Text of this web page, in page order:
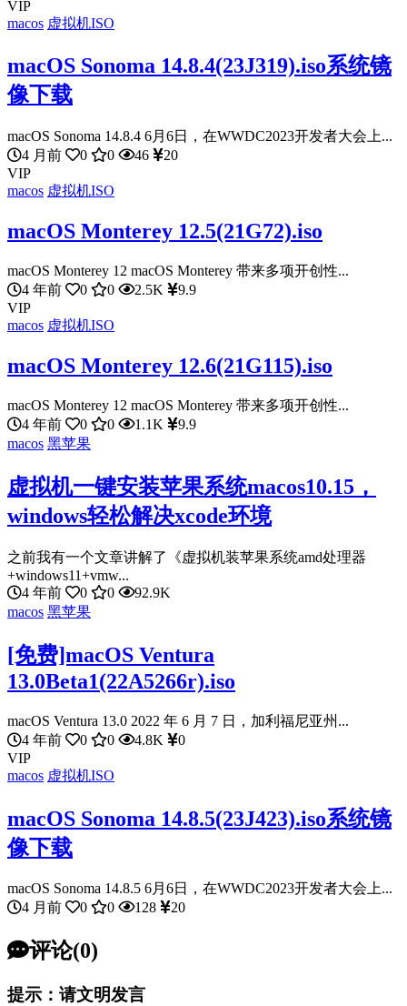
VIP
macos 虚拟机ISO
macOS Sonoma 14.8.4(23J319).iso系统镜
像下载
macOS Sonoma 14.8.4 6月6日，在WWDC2023开发者大会上...
4 月前
0 0 46
20
VIP
macos 虚拟机ISO
macOS Monterey 12.5(21G72).iso
macOS Monterey 12 macOS Monterey 带来多项开创性...
4 年前
0 0 2.5K
9.9
VIP
macos 虚拟机ISO
macOS Monterey 12.6(21G115).iso
macOS Monterey 12 macOS Monterey 带来多项开创性...
4 年前
0 0 1.1K
9.9
macos 黑苹果
虚拟机一键安装苹果系统macos10.15，
windows轻松解决xcode环境
之前我有一个文章讲解了《虚拟机装苹果系统amd处理器
+windows11+vmw...
4 年前
0 0
92.9K
macos 黑苹果
[免费]macOS Ventura
13.0Beta1(22A5266r).iso
macOS Ventura 13.0 2022 年 6 月 7 日，加利福尼亚州...
4 年前
0 0 4.8K
0
VIP
macos 虚拟机ISO
macOS Sonoma 14.8.5(23J423).iso系统镜
像下载
macOS Sonoma 14.8.5 6月6日，在WWDC2023开发者大会上...
4 月前
0 0 128 20
评论(0)
提示：请文明发言